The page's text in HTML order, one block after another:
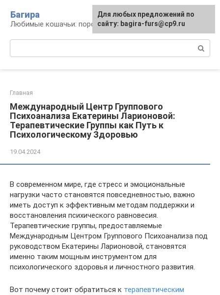
контенту
Багира
Любимые кошачьи: породы, содержание, уход
Главная
Международный Центр Группового
Психоанализа Екатерины Ларионовой:
Терапевтические Группы как Путь к
Психологическому Здоровью
19.04.2024
В современном мире, где стресс и эмоциональные
нагрузки часто становятся повседневностью, важно
иметь доступ к эффективным методам поддержки и
восстановления психического равновесия.
Терапевтические группы, предоставляемые
Международным Центром Группового Психоанализа под
руководством Екатерины Ларионовой, становятся
именно таким мощным инструментом для
психологического здоровья и личностного развития.
Вот почему стоит обратиться к терапевтическим
Для любых предложений по
сайту: bagira-furs@cp9.ru